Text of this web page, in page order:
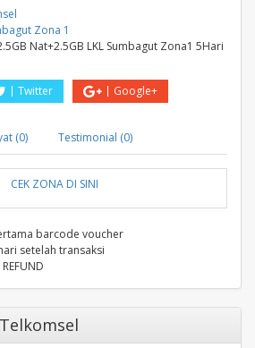
Zona 1
Nat+2.5GB LKL Sumbagut Zona1 5Hari
Twitter Google+
(0) Testimonial (0)
CEK ZONA DI SINI
barcode voucher
setelah transaksi